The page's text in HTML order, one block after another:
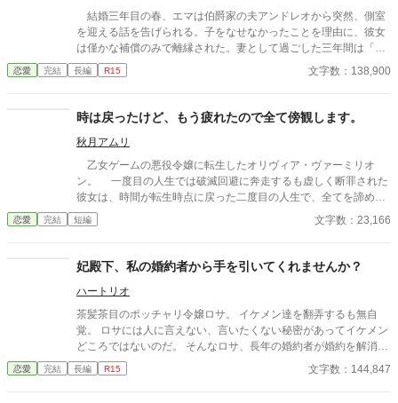
結婚三年目の春、エマは伯爵家の夫アンドレオから突然、側室
を迎える話を告げられる。子をなせなかったことを理由に、彼女
は僅かな補償のみで離縁された。妻として過ごした三年間は「無
価値だった」と突きつけられ、エマは貴族社会から静かに切り捨
てられる。 また実家の父母の墓参りに行くと、当主になってい
あった。なんと彼女は幼少期に前世の記憶を思い出していたの
だ。 かつて観光地で石を磨き、アクセサリーを作り、人に喜ば
れる仕事をしていた人生。何も持たない今だからこそ、もう一度
「自分の手で生きる」ことを選び、あの人が住む商業国家スペイ
ラ帝国へ向かう決意をする。 国境への道中、盗賊に襲われる
が、護衛兵ロドリゲスの活躍で難を逃れる。彼の誠実な態度に、
たれた。 スペイラ帝国では身分に縛られず働ける。エマは前世
験教室も開かれるようになる。伯爵夫人だった頃よりも、今の方
がずっと「生きている」と実感していた。 ある朝、ロドリゲス
ころがその夜、彼は驚いた様子で戻り、腕輪が力を一・五倍に高
める魔道具だと判明したと告げる。エマ自身は無意識だったが、
彼女の作るアクセサリーには確かな力が宿っていた。 後日二人
は食事に出かけ、エマは自分が貴族の妻として離縁された過去を
恋愛 完結 長編 R15 文字数：138,900
時は戻ったけど、もう疲れたので全て傍観します。
秋月アムリ
乙女ゲームの悪役令嬢に転生したオリヴィア・ヴァーミリオ
ン。 一度目の人生では破滅回避に奔走するも虚しく断罪された
彼女は、時間が転生時点に戻った二度目の人生で、全てを諦めて
いた。 もう疲れた。どうせ無駄なら、せめて断罪の日まで穏や
かに眠って過ごしたい──そう願い、積極的に引きこもり傍観を決
者・セドリック王子が、なぜか彼女に献身的な優しさを見せ、
「今度こそ、私が君を守る」と誓うのだ。 運命に抗う気力さえ
失った令嬢が、思いがけない波乱に巻き込まれていく。全てを諦
めたはずの人生で、彼女を待ち受ける未来とは──
恋愛 完結 短編 文字数：23,166
妃殿下、私の婚約者から手を引いてくれませんか？
ハートリオ
茶髪茶目のポッチャリ令嬢ロサ。 イケメン達を翻弄するも無自
覚。 ロサには人に言えない、言いたくない秘密があってイケメン
どころではないのだ。 そんなロサ、長年の婚約者が婚約を解消し
ようとしているらしいと聞かされ… 剣、馬車、ドレスのヨーロッ
パ風異世界です。 御脱字、申し訳ございません。 1話が長めだと
恋愛 完結 長編 R15 文字数：144,847